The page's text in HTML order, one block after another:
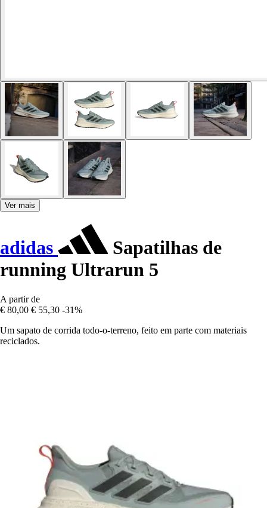
Ver mais
adidas
Sapatilhas de
running Ultrarun 5
A partir de
€ 80,00 € 55,30 -31%
Um sapato de corrida todo-o-terreno, feito em parte com materiais
reciclados.